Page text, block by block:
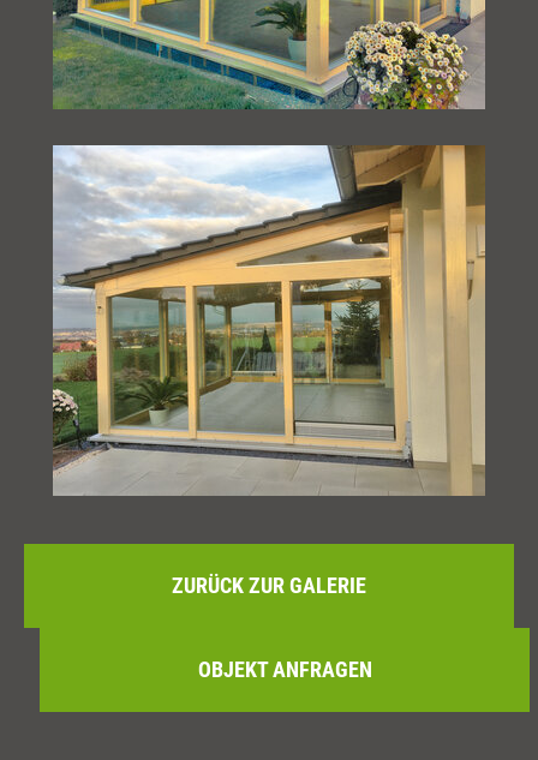
ZURÜCK ZUR GALERIE
OBJEKT ANFRAGEN